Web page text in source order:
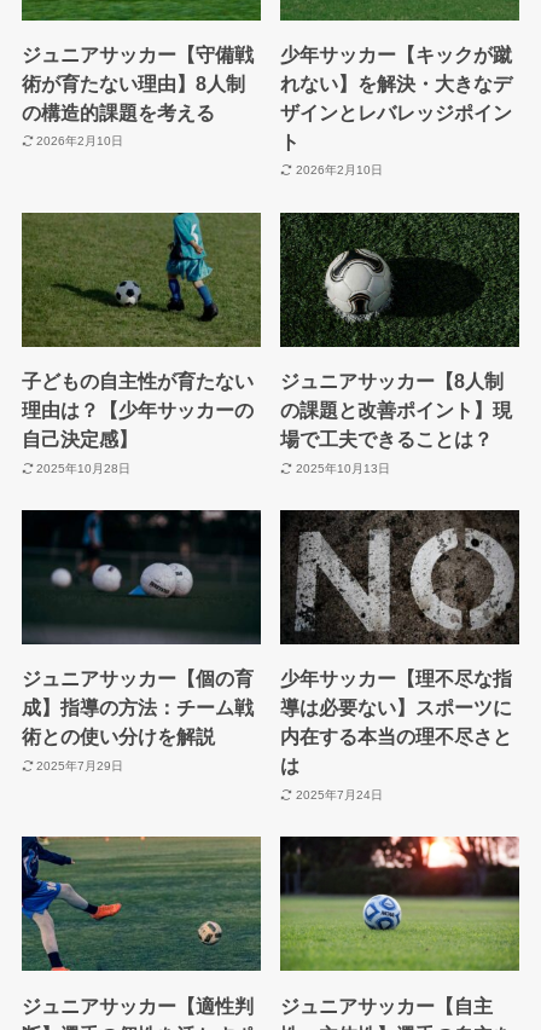
ジュニアサッカー【守備戦
術が育たない理由】8人制
の構造的課題を考える
2026年2月10日
少年サッカー【キックが蹴
れない】を解決・大きなデ
ザインとレバレッジポイン
ト
2026年2月10日
子どもの自主性が育たない
理由は？【少年サッカーの
自己決定感】
2025年10月28日
ジュニアサッカー【8人制
の課題と改善ポイント】現
場で工夫できることは？
2025年10月13日
ジュニアサッカー【個の育
成】指導の方法：チーム戦
術との使い分けを解説
2025年7月29日
少年サッカー【理不尽な指
導は必要ない】スポーツに
内在する本当の理不尽さと
は
2025年7月24日
ジュニアサッカー【適性判
ジュニアサッカー【自主